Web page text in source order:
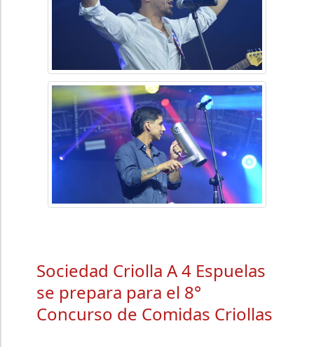
Sociedad Criolla A 4 Espuelas
se prepara para el 8°
Concurso de Comidas Criollas